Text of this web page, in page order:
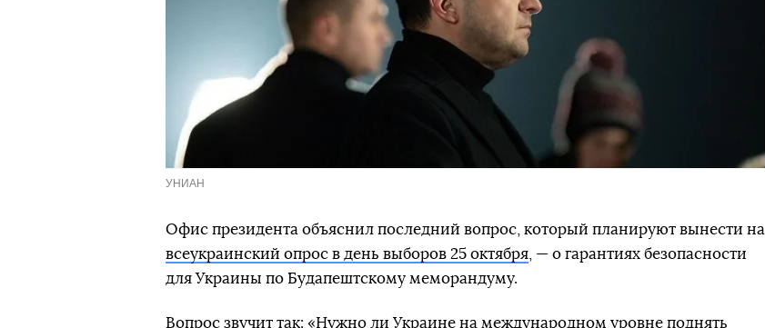
УНИАН
Офис президента объяснил последний вопрос, который планируют вынести на
всеукраинский опрос в день выборов 25 октября , — о гарантиях безопасности
для Украины по Будапештскому меморандуму.
Вопрос звучит так: «Нужно ли Украине на международном уровне поднять